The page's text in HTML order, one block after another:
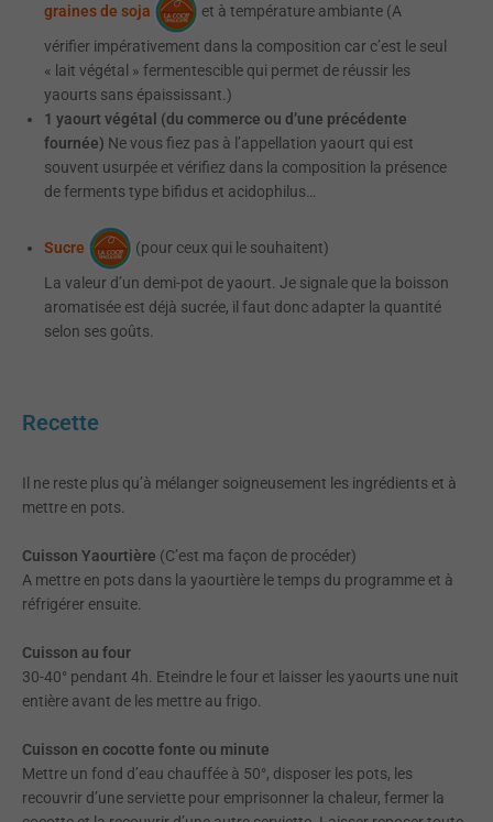
graines de soja
et à température ambiante (A
vérifier impérativement dans la composition car c’est le seul
« lait végétal » fermentescible qui permet de réussir les
yaourts sans épaississant.)
1 yaourt végétal (du commerce ou d’une précédente
fournée) Ne vous fiez pas à l’appellation yaourt qui est
souvent usurpée et vérifiez dans la composition la présence
de ferments type bifidus et acidophilus…
Sucre (pour ceux qui le souhaitent)
La valeur d’un demi-pot de yaourt. Je signale que la boisson
aromatisée est déjà sucrée, il faut donc adapter la quantité
selon ses goûts.
Recette
Il ne reste plus qu’à mélanger soigneusement les ingrédients et à
mettre en pots.
Cuisson Yaourtière (C’est ma façon de procéder)
A mettre en pots dans la yaourtière le temps du programme et à
réfrigérer ensuite.
Cuisson au four
30-40° pendant 4h. Eteindre le four et laisser les yaourts une nuit
entière avant de les mettre au frigo.
Cuisson en cocotte fonte ou minute
Mettre un fond d’eau chauffée à 50°, disposer les pots, les
recouvrir d’une serviette pour emprisonner la chaleur, fermer la